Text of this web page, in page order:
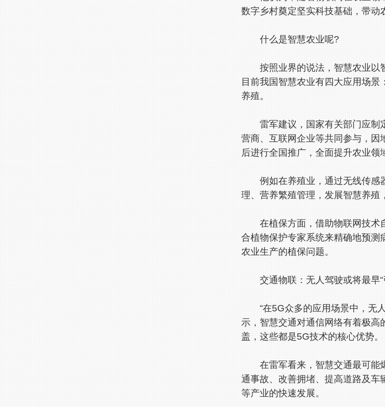
数字乡村奠定坚实科技基础，带动
什么是智慧农业呢?
按照业界的说法，智慧农业以智
目前我国智慧农业有四大应用场
养殖。
雷军建议，国家有关部门应制
营商、互联网企业等共同参与，因
后进行全国推广，全面提升农业领
例如在养殖业，通过无线传感
理、营养繁殖管理，发展智慧养殖
在植保方面，借助物联网技术
合植物保护专家系统来精确地预
农业生产的植保问题。
交通物联：无人驾驶或将最早“
“在5G众多的应用场景中，无人
示，智慧交通对通信网络有着极
盖，这些都是5G技术的核心优势。
在雷军看来，智慧交通最可能
通事故、改善拥堵、提高道路及车
等产业的快速发展。